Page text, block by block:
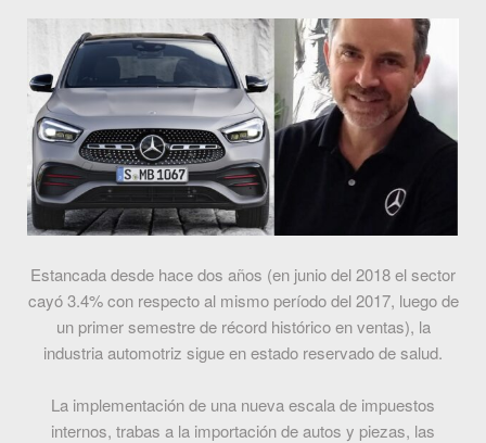
Estancada desde hace dos años (en junio del 2018 el sector
cayó 3.4% con respecto al mismo período del 2017, luego de
un primer semestre de récord histórico en ventas), la
industria automotriz sigue en estado reservado de salud.
La implementación de una nueva escala de impuestos
internos, trabas a la importación de autos y piezas, las